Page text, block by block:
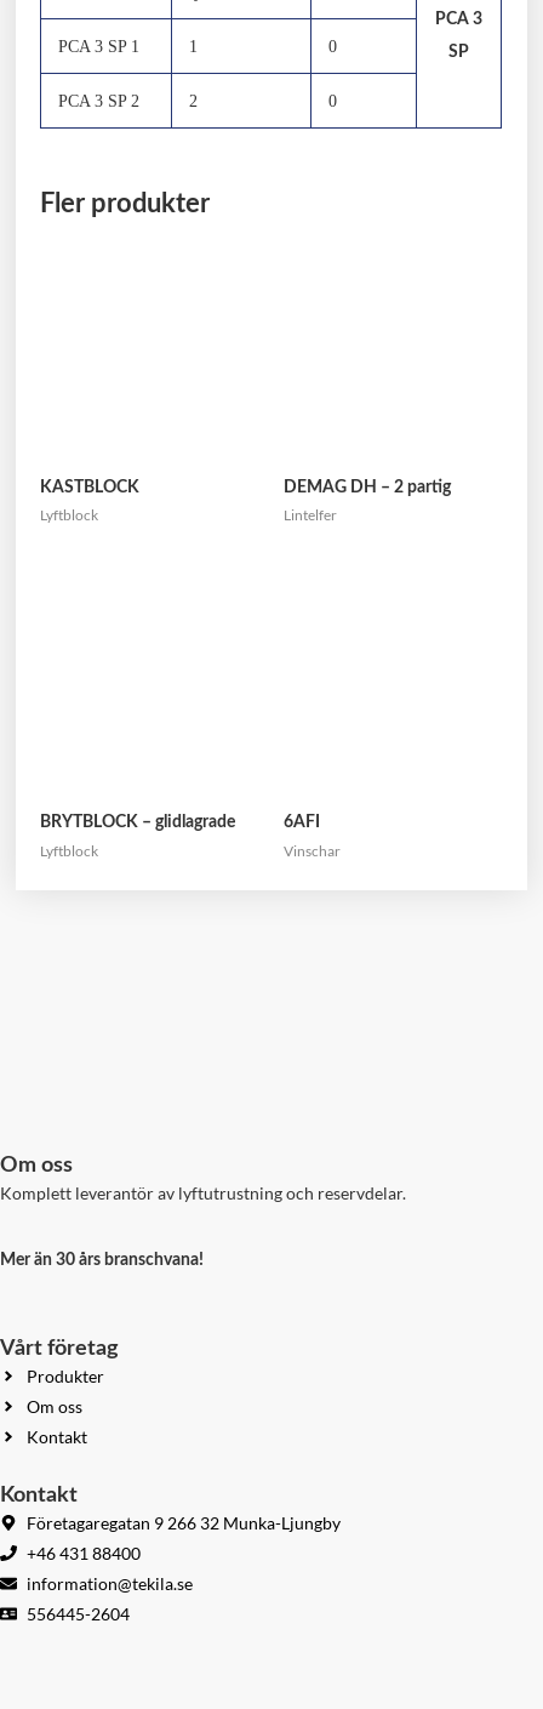
PCA 3
SP
PCA 3 SP 1 1 0
PCA 3 SP 2 2 0
Fler produkter
KASTBLOCK
Lyftblock
DEMAG DH – 2 partig
Lintelfer
BRYTBLOCK – glidlagrade
Lyftblock
6AFI
Vinschar
Om oss
Komplett leverantör av lyftutrustning och reservdelar.
Mer än 30 års branschvana!
Vårt företag
Produkter
Om oss
Kontakt
Kontakt
Företagaregatan 9 266 32 Munka-Ljungby
+46 431 88400
information@tekila.se
556445-2604